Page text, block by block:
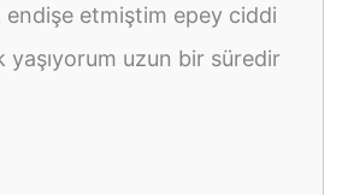
endişe etmiştim epey ciddi
yaşıyorum uzun bir süredir